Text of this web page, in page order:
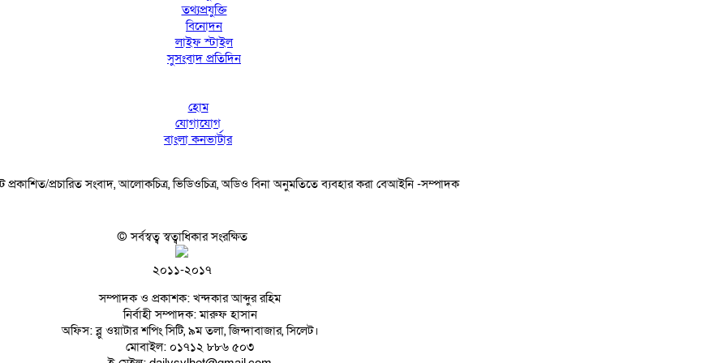
তথ্যপ্রযুক্তি
বিনোদন
লাইফ স্টাইল
সুসংবাদ প্রতিদিন
হোম
যোগাযোগ
বাংলা কনভার্টার
প্রকাশিত/প্রচারিত সংবাদ, আলোকচিত্র, ভিডিওচিত্র, অডিও বিনা অনুমতিতে ব্যবহার করা বেআইনি -সম্পাদক
© সর্বস্বত্ব স্বত্বাধিকার সংরক্ষিত
২০১১-২০১৭
সম্পাদক ও প্রকাশক: খন্দকার আব্দুর রহিম
নির্বাহী সম্পাদক: মারুফ হাসান
অফিস: ব্লু ওয়াটার শপিং সিটি, ৯ম তলা, জিন্দাবাজার, সিলেট।
মোবাইল: ০১৭১২ ৮৮৬ ৫০৩